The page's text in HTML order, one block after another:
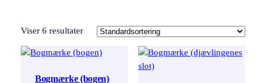
Viser 6 resultater
Bogmærke (bogen)